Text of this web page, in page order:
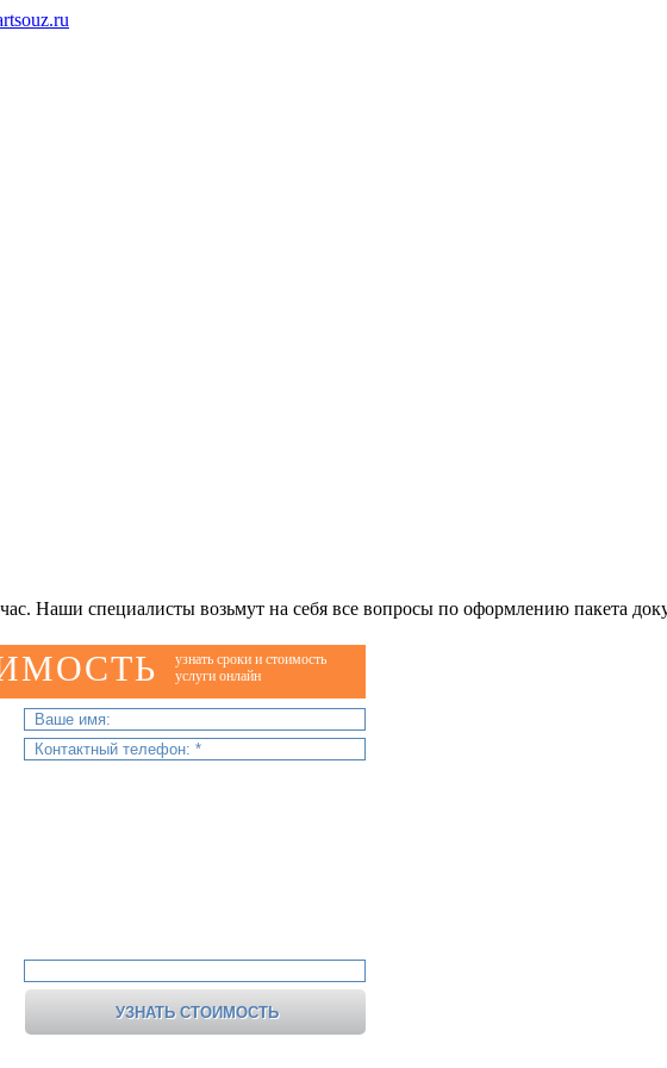
Наши специалисты возьмут на себя все вопросы по оформлению пакета
узнать сроки и стоимость
услуги онлайн